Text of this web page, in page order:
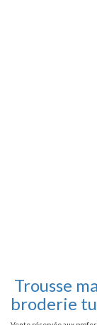
Trousse
broderie